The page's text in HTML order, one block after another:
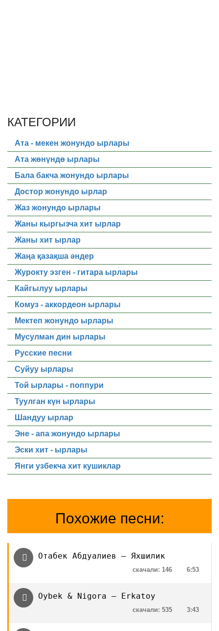
КАТЕГОРИИ
Ата - мекен жонундо ырлары
Ата жөнүндө ырлары
Бала бакча жонундо ырлары
Достор жонундо ырлар
Жаз жонундо ырлары
Жаны кыргызча хит ырлар
Жаны хит ырлар
Жаңа қазақша әндер
Журокту эзген - гитара ырлары
Кайгылуу ырлары
Комуз - аккордеон ырлары
Мектеп жонундо ырлары
Мусулман дин ырлары
Русские песни
Суйуу ырлары
Той ырлары - поппури
Туулган күн ырлары
Шандуу ырлар
Эне - апа жонундо ырлары
Эски хит - ырлары
Янги узбекча хит кушиклар
Похожие песни:
Отабек Абдуалиев — Яхшилик
6:53
скачали: 146
Oybek & Nigora — Erkatoy
3:43
скачали: 535